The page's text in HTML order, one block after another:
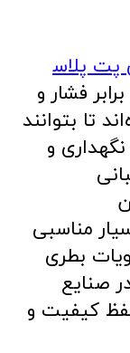
پت پلاس
فشار و
تا بتوانند
و
مناسبی
بطری
صنایع
کیفیت و